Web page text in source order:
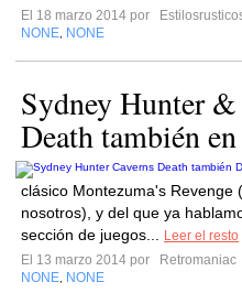
El 18 marzo 2014 por
NONE NONE
Sydney Hunter
Death también
clásico Montezuma's Revenge
nosotros), y del que ya
sección de juegos...
Leer el resto
El 13 marzo 2014 por
Retromaniac
NONE NONE